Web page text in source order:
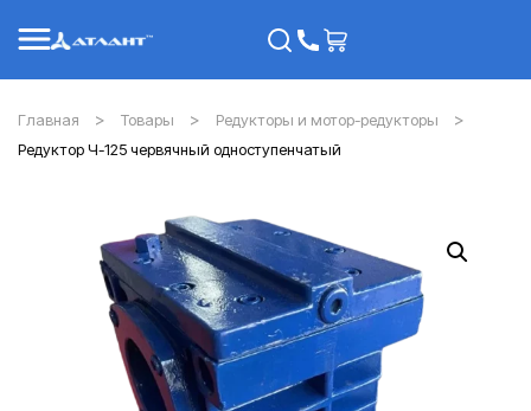
Главная Товары
Редукторы и мотор-редукторы
Редуктор Ч-125 червячный одноступенчатый